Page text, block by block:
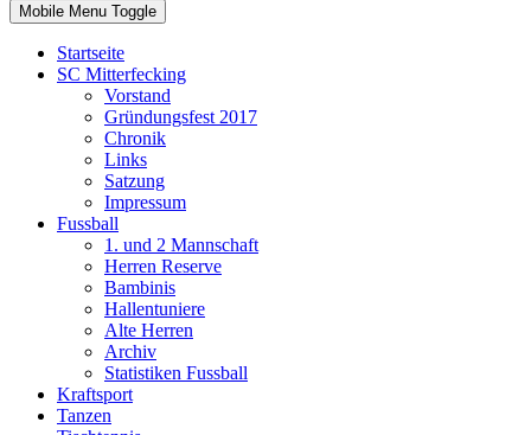
Mobile Menu Toggle
Startseite
SC Mitterfecking
Vorstand
Gründungsfest 2017
Chronik
Links
Satzung
Impressum
Fussball
1. und 2 Mannschaft
Herren Reserve
Bambinis
Hallentuniere
Alte Herren
Archiv
Statistiken Fussball
Kraftsport
Tanzen